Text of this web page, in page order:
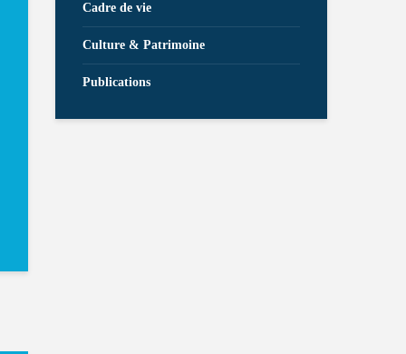
Cadre de vie
Culture & Patrimoine
Publications